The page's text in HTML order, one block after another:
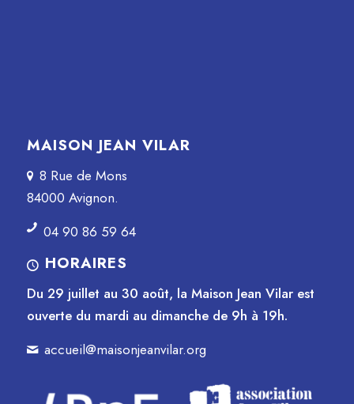
MAISON JEAN VILAR
8 Rue de Mons
84000 Avignon.
04 90 86 59 64
HORAIRES
Du 29 juillet au 30 août, la Maison Jean Vilar est
ouverte du mardi au dimanche de 9h à 19h.
accueil@maisonjeanvilar.org